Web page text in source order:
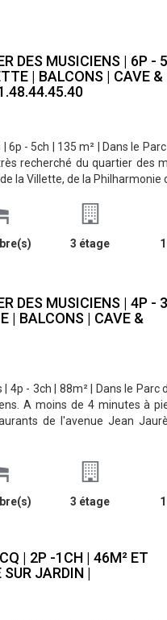
DES MUSICIENS | 6P -
| BALCONS | CAVE &
- 5ch | 135 m² | Dans le
recherché du quartier des
la Villette, de la Philharmonie
3 étage
DES MUSICIENS | 4P -
| BALCONS | CAVE &
4p - 3ch | 88m² | Dans le
A moins de 4 minutes à
de l'avenue Jean
3 étage
| 2P -1CH | 46M² ET
JARDIN |